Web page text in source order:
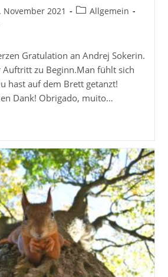
November 2021
Beitrags-
Allgemein
Gratulation an Andrej Sokerin.
Auftritt zu Beginn.Man fühlt sich
hast auf dem Brett getanzt!
Dank! Obrigado, muito…